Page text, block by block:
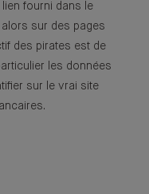
fourni dans le
alors sur des pages
des pirates est de
les données
sur le vrai site